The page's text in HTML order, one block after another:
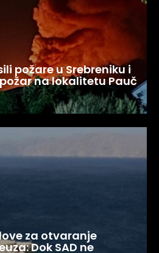
požare u Srebreniku i
na lokalitetu Pauč
za otvaranje
Dok SAD ne